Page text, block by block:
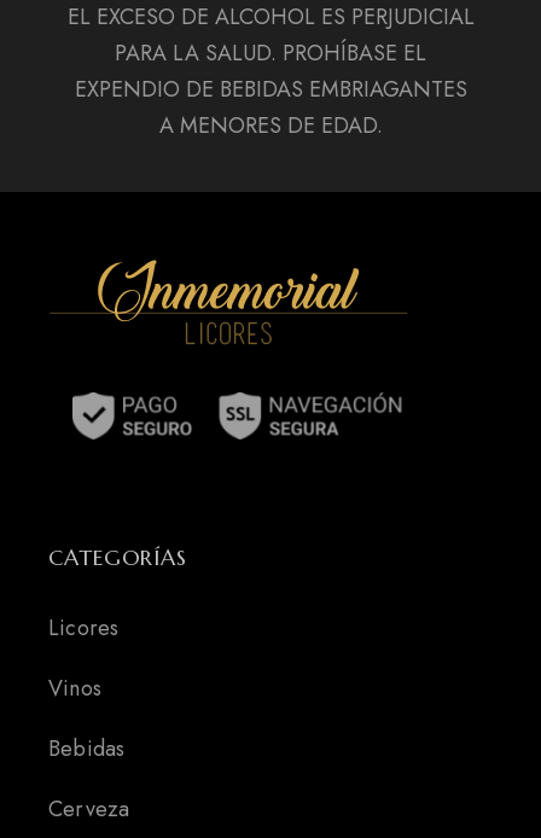
EL EXCESO DE ALCOHOL ES PERJUDICIAL
PARA LA SALUD. PROHÍBASE EL
EXPENDIO DE BEBIDAS EMBRIAGANTES
A MENORES DE EDAD.
CATEGORÍAS
Licores
Vinos
Bebidas
Cerveza